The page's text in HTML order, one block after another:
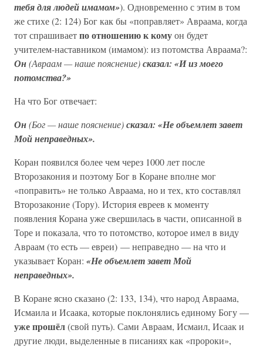
тебя для людей имамом»). Одновременно с этим в том
же стихе (2: 124) Бог как бы «поправляет» Авраама, когда
тот спрашиваетпо отношению к комуон будет
учителем-наставником (имамом): из потомства Авраама?:
Он(Авраам — наше пояснение)сказал: «И из моего
потомства?»
На что Бог отвечает:
Он(Бог — наше пояснение)сказал: «Не объемлет завет
Мой неправедных».
Коран появился более чем через 1000 лет после
Второзакония и поэтому Бог в Коране вполне мог
«поправить» не только Авраама, но и тех, кто составлял
Второзаконие (Тору). История евреев к моменту
появления Корана уже свершилась в части, описанной в
Торе и показала, что то потомство, которое имел в виду
Авраам (то есть — евреи) — неправедно — на что и
указывает Коран: «Не объемлет завет Мой
неправедных».
В Коране ясно сказано (2: 133, 134), что народ Авраама,
Исмаила и Исаака, которые поклонялись единому Богу —
уже прошёл(свой путь). Сами Авраам, Исмаил, Исаак и
другие люди, выделенные в писаниях как «пророки»,